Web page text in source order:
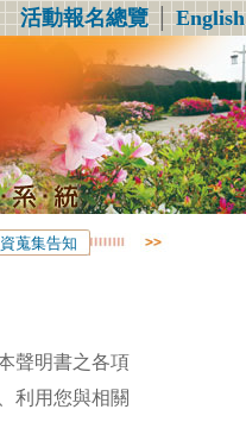
活動報名總覽│English
蒐集告知
聲明書之各項
利用您與相關